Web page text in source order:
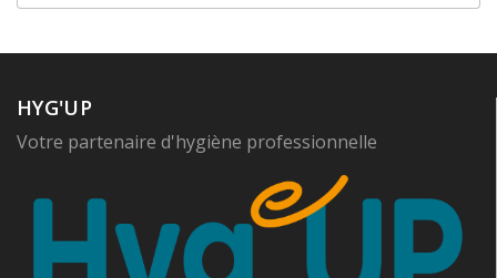
HYG'UP
Votre partenaire d'hygiène professionnelle